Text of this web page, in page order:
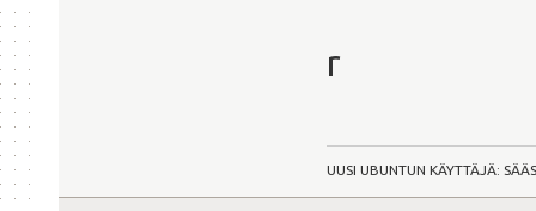
r
UUSI UBUNTUN KÄYTTÄJÄ: